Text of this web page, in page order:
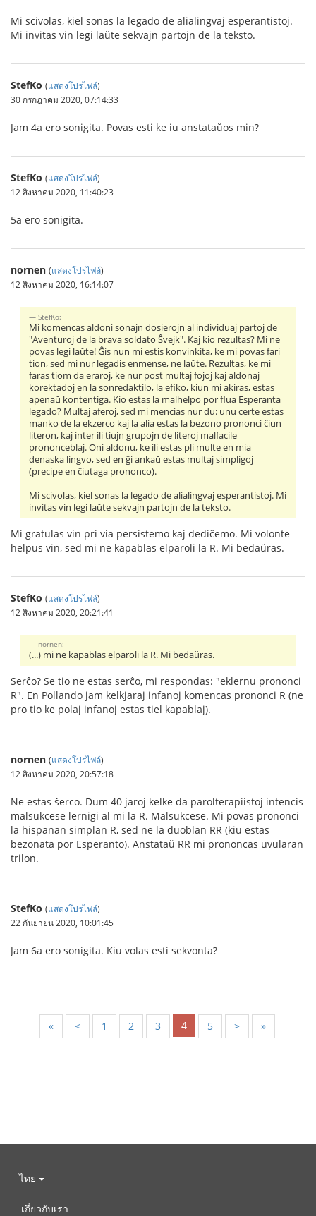
Mi scivolas, kiel sonas la legado de alialingvaj esperantistoj.
Mi invitas vin legi laŭte sekvajn partojn de la teksto.
StefKo (แสดงโปรไฟล์)
30 กรกฎาคม 2020, 07:14:33
Jam 4a ero sonigita. Povas esti ke iu anstataŭos min?
StefKo (แสดงโปรไฟล์)
12 สิงหาคม 2020, 11:40:23
5a ero sonigita.
nornen (แสดงโปรไฟล์)
12 สิงหาคม 2020, 16:14:07
StefKo:
Mi komencas aldoni sonajn dosierojn al individuaj partoj de
"Aventuroj de la brava soldato Ŝvejk". Kaj kio rezultas? Mi ne
povas legi laŭte! Ĝis nun mi estis konvinkita, ke mi povas fari
tion, sed mi nur legadis enmense, ne laŭte. Rezultas, ke mi
faras tiom da eraroj, ke nur post multaj fojoj kaj aldonaj
korektadoj en la sonredaktilo, la efiko, kiun mi akiras, estas
apenaŭ kontentiga. Kio estas la malhelpo por flua Esperanta
legado? Multaj aferoj, sed mi mencias nur du: unu certe estas
manko de la ekzerco kaj la alia estas la bezono prononci ĉiun
literon, kaj inter ili tiujn grupojn de literoj malfacile
prononceblaj. Oni aldonu, ke ili estas pli multe en mia
denaska lingvo, sed en ĝi ankaŭ estas multaj simpligoj
(precipe en ĉiutaga prononco).
Mi scivolas, kiel sonas la legado de alialingvaj esperantistoj. Mi
invitas vin legi laŭte sekvajn partojn de la teksto.
Mi gratulas vin pri via persistemo kaj dediĉemo. Mi volonte
helpus vin, sed mi ne kapablas elparoli la R. Mi bedaŭras.
StefKo (แสดงโปรไฟล์)
12 สิงหาคม 2020, 20:21:41
nornen:
(...) mi ne kapablas elparoli la R. Mi bedaŭras.
Serĉo? Se tio ne estas serĉo, mi respondas: "eklernu prononci
R". En Pollando jam kelkjaraj infanoj komencas prononci R (ne
pro tio ke polaj infanoj estas tiel kapablaj).
nornen (แสดงโปรไฟล์)
12 สิงหาคม 2020, 20:57:18
Ne estas šerco. Dum 40 jaroj kelke da parolterapiistoj intencis
malsukcese lernigi al mi la R. Malsukcese. Mi povas prononci
la hispanan simplan R, sed ne la duoblan RR (kiu estas
bezonata por Esperanto). Anstataŭ RR mi prononcas uvularan
trilon.
StefKo (แสดงโปรไฟล์)
22 กันยายน 2020, 10:01:45
Jam 6a ero sonigita. Kiu volas esti sekvonta?
« < 1 2 3 4 5 > »
ไทย
เกี่ยวกับเรา